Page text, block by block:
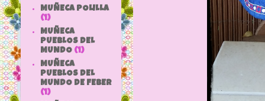
MUÑECA POLILLA
(1)
MUÑECA
PUEBLOS DEL
MUNDO (1)
MUÑECA
PUEBLOS DEL
MUNDO DE FEBER
(1)